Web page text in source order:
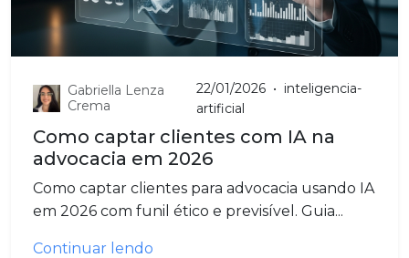
Gabriella Lenza
Crema
22/01/2026 • inteligencia-
artificial
Como captar clientes com IA na
advocacia em 2026
Como captar clientes para advocacia usando IA
em 2026 com funil ético e previsível. Guia...
Continuar lendo